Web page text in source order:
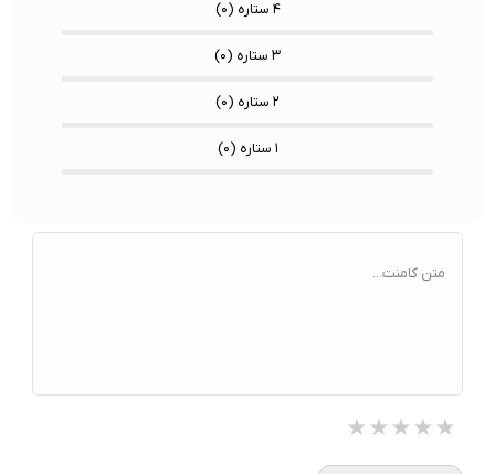
۴ ستاره ( ۰)
۳ ستاره ( ۰)
۲ ستاره ( ۰)
۱ ستاره ( ۰)
متن کامنت...
★★★★★
★★★★★
★★★★★